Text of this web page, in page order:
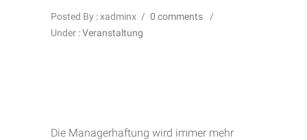
Posted By : xadminx / 0 comments
/
Under :Veranstaltung
Die Managerhaftung wird immer mehr